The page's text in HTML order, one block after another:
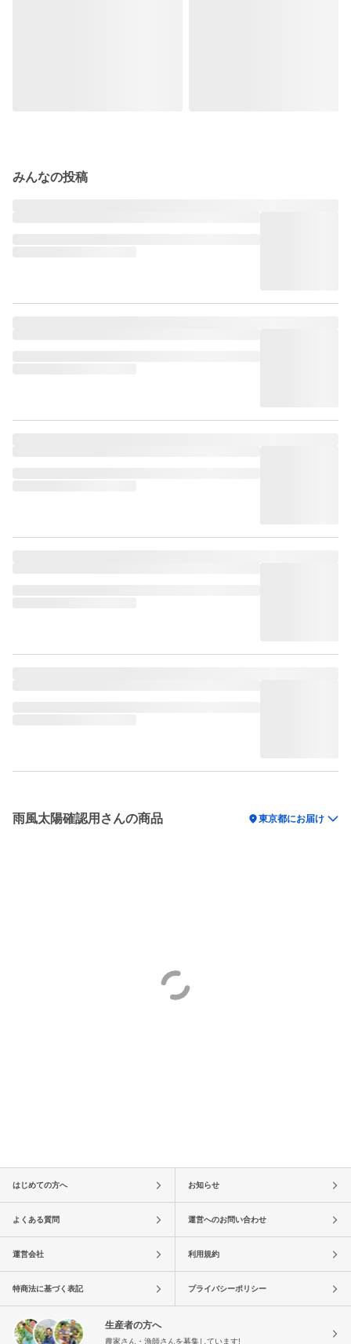
みんなの投稿
雨風太陽確認用さんの商品 location_on東京都にお届け
はじめての方へ お知らせ
よくある質問 運営へのお問い合わせ
運営会社 利用規約
特商法に基づく表記 プライバシーポリシー
生産者の方へ
農家さん・漁師さんを募集しています!